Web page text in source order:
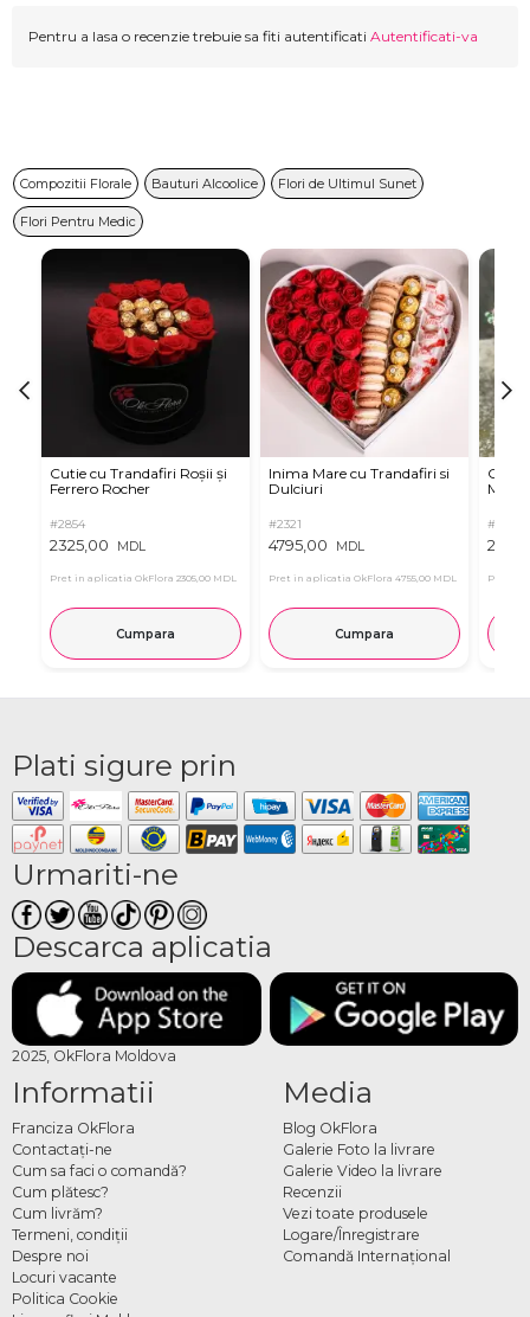
Pentru a lasa o recenzie trebuie sa fiti autentificati Autentificati-va
Compozitii Florale Bauturi Alcoolice Flori de Ultimul Sunet
Flori Pentru Medic
Cutie cu Trandafiri Roșii și
Ferrero Rocher
#2854
2325,00 MDL
Pret in aplicatia OkFlora 2305,00 MDL
Cumpara
Inima Mare cu Trandafiri si
Dulciuri
#2321
4795,00 MDL
Pret in aplicatia OkFlora 4755,00 MDL
Cumpara
Cutie
#3158
Pret in
Plati sigure prin
Urmariti-ne
Descarca aplicatia
2025, OkFlora Moldova
Informatii
Franciza OkFlora
Contactaţi-ne
Cum sa faci o comandă?
Cum plătesc?
Cum livrăm?
Termeni, condiţii
Despre noi
Locuri vacante
Politica Cookie
Media
Blog OkFlora
Galerie Foto la livrare
Galerie Video la livrare
Recenzii
Vezi toate produsele
Logare/Înregistrare
Comandă Internațional